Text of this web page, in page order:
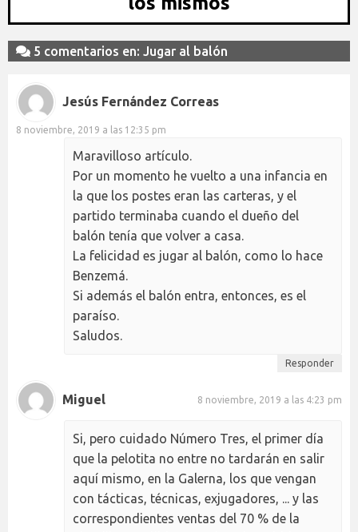
5 comentarios en: Jugar al balón
Jesús Fernández Correas
8 noviembre, 2019 a las 12:35 pm
Maravilloso artículo.
Por un momento he vuelto a una infancia en
la que los postes eran las carteras, y el
partido terminaba cuando el dueño del
balón tenía que volver a casa.
La felicidad es jugar al balón, como lo hace
Benzemá.
Si además el balón entra, entonces, es el
paraíso.
Saludos.
Responder
Miguel 8 noviembre, 2019 a las 4:23 pm
Si, pero cuidado Número Tres, el primer día
que la pelotita no entre no tardarán en salir
aquí mismo, en la Galerna, los que vengan
con tácticas, técnicas, exjugadores, ... y las
correspondientes ventas del 70 % de la